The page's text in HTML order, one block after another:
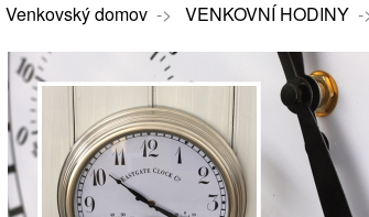
Venkovský domov -> VENKOVNÍ HODINY -